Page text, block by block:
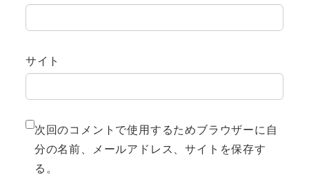
サイト
次回のコメントで使用するためブラウザーに自
分の名前、メールアドレス、サイトを保存す
る。